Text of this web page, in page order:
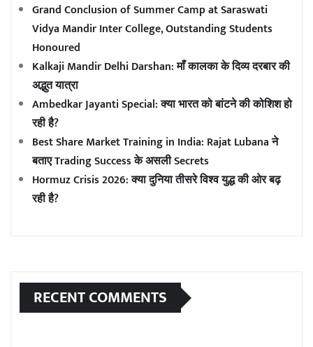
Grand Conclusion of Summer Camp at Saraswati
Vidya Mandir Inter College, Outstanding Students
Honoured
Kalkaji Mandir Delhi Darshan: माँ कालका के दिव्य दरबार की
अद्भुत यात्रा
Ambedkar Jayanti Special: क्या भारत को बांटने की कोशिश हो
रही है?
Best Share Market Training in India: Rajat Lubana ने
बताए Trading Success के असली Secrets
Hormuz Crisis 2026: क्या दुनिया तीसरे विश्व युद्ध की ओर बढ़
रही है?
RECENT COMMENTS